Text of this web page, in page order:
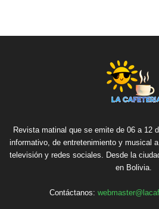
Revista matinal que se emite de 06 a 12
informativo, de entretenimiento y musical
televisión y redes sociales. Desde la
en Bolivia.
Contáctanos: